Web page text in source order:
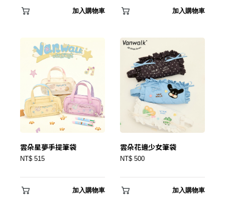
加入購物車 加入購物車
雲朵星夢手提筆袋
NT$ 515
加入購物車
雲朵花邊少女筆袋
NT$ 500
加入購物車